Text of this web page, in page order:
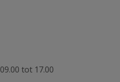
tot 17.00